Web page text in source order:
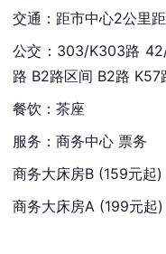
交通：距市中心2公里
公交：303/K303路
路 B2路区间 B2路
餐饮：茶座
服务：商务中心 票务
商务大床房B (159元起)
商务大床房A (199元起)